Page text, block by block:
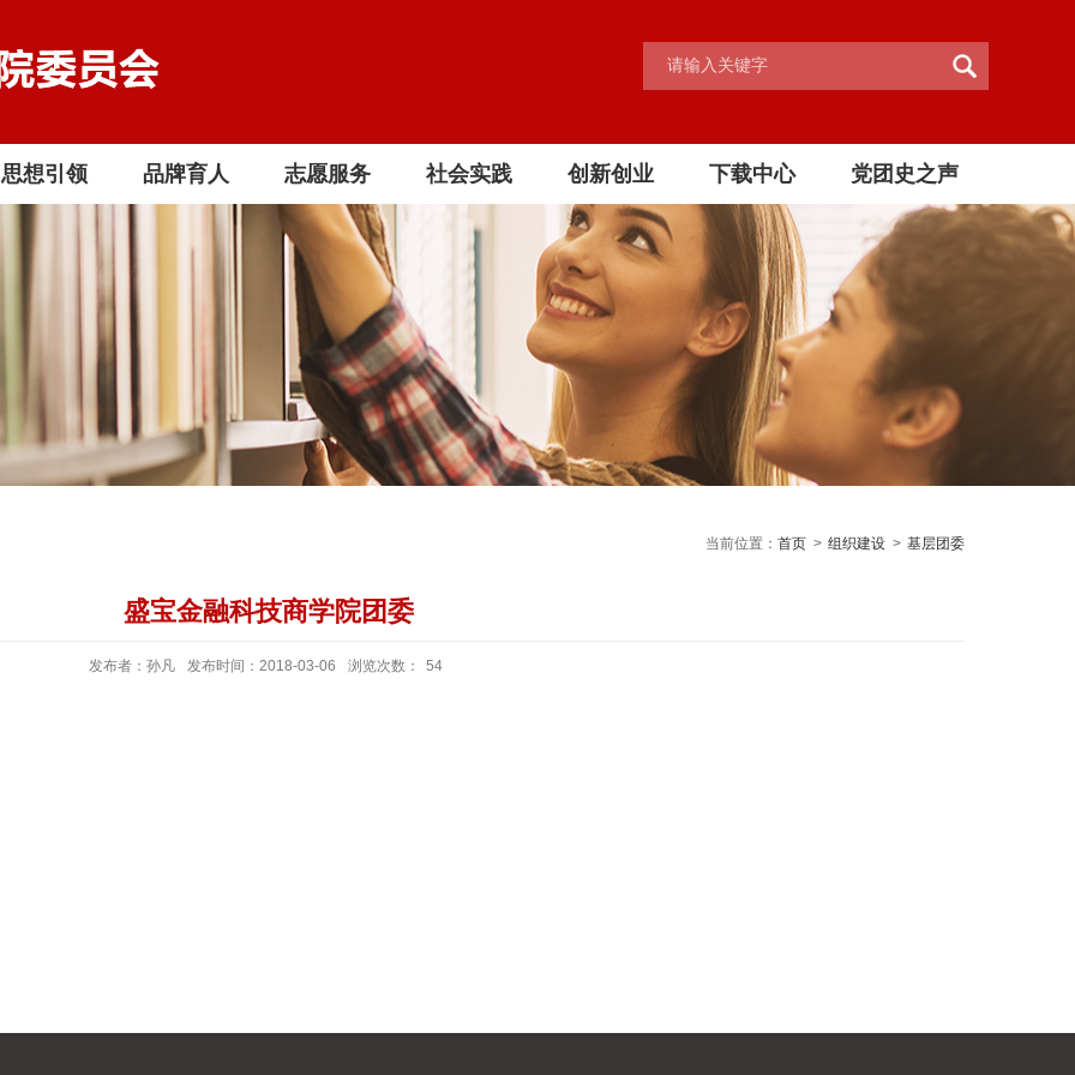
思想引领 品牌育人 志愿服务 社会实践 创新创业 下载中心 党团史之声
当前位置： 首页 > 组织建设 > 基层团委
盛宝金融科技商学院团委
发布者：孙凡 发布时间：2018-03-06 浏览次数： 54